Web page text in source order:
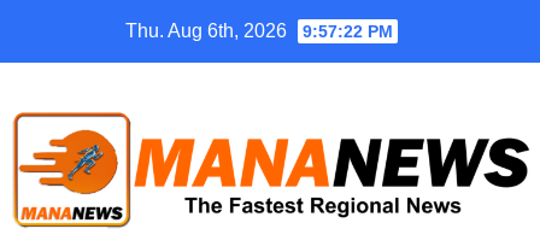
Thu. Aug 6th, 2026 9:57:22 PM